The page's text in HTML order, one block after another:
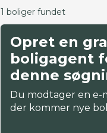
1 boliger fundet
Opret en
boligagent
denne
Du modtager en e-
der kommer nye